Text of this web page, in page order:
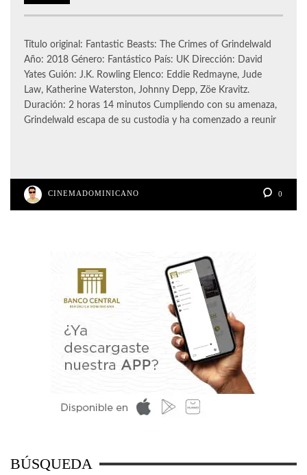
Título original: Fantastic Beasts: The Crimes of Grindelwald
Año: 2018 Género: Fantástico País: UK Dirección: David
Yates Guión: J.K. Rowling Elenco: Eddie Redmayne, Jude
Law, Katherine Waterston, Johnny Depp, Zöe Kravitz.
Duración: 2 horas 14 minutos Cumpliendo con su amenaza,
Grindelwald escapa de su custodia y ha comenzado a reunir
CINEMADOMINICANO 0
BÚSQUEDA